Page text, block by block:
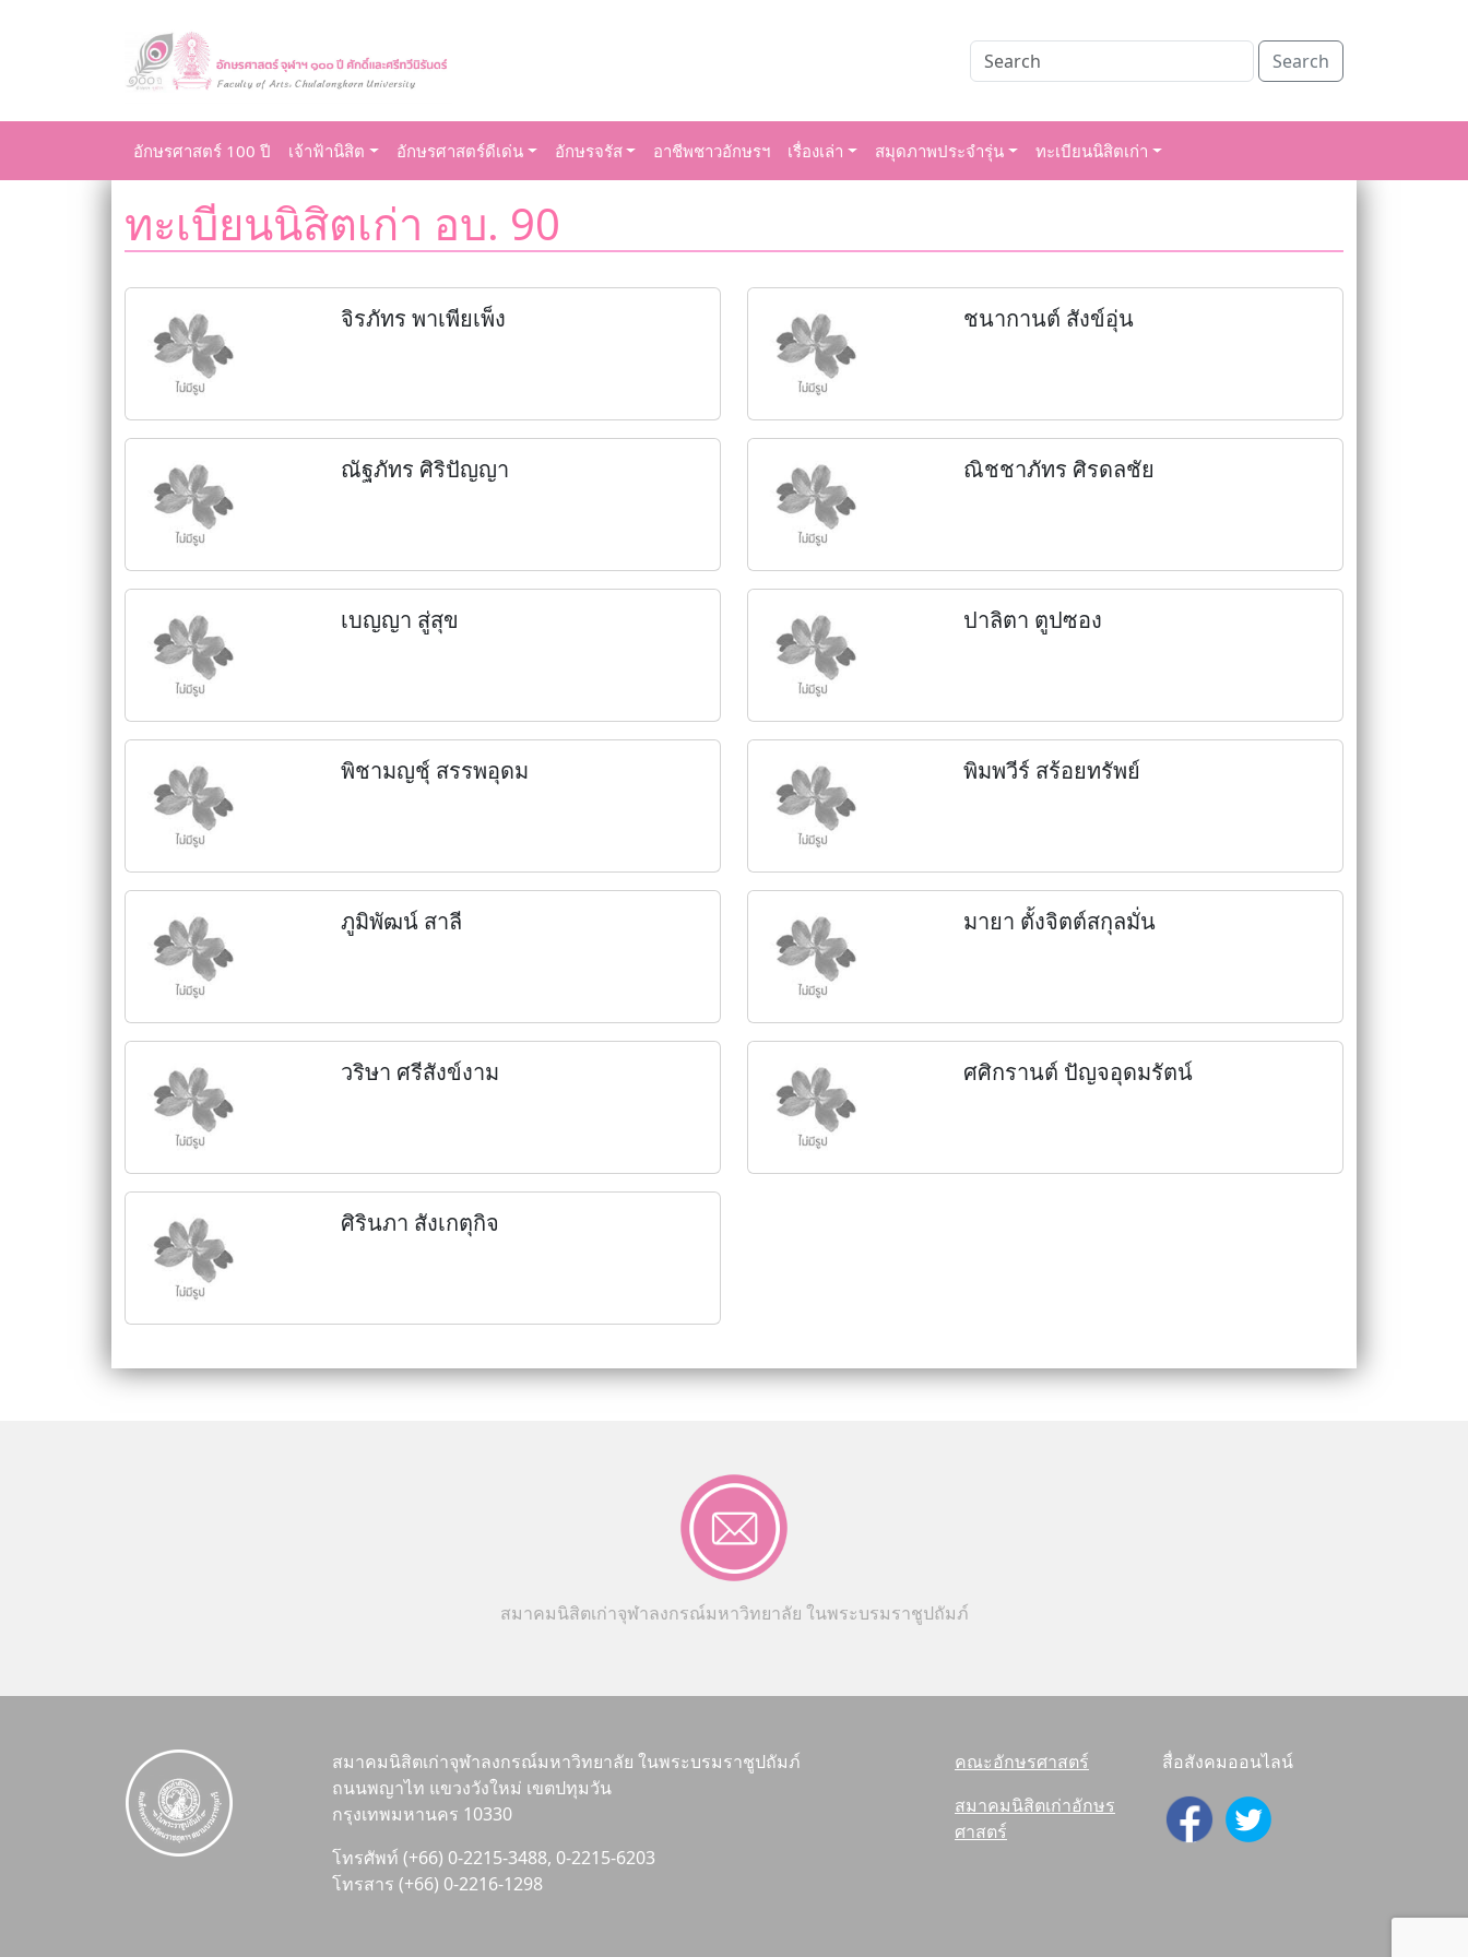
Search
อักษรศาสตร์ 100 ปี เจ้าฟ้านิสิต อักษรศาสตร์ดีเด่น อักษรจรัส อาชีพชาวอักษรฯ เรื่องเล่า สมุดภาพประจำรุ่น ทะเบียนนิสิตเก่า
ทะเบียนนิสิตเก่า อบ. 90
จิรภัทร พาเพียเพ็ง ชนากานต์ สังข์อุ่น
ณัฐภัทร ศิริปัญญา ณิชชาภัทร ศิรดลชัย
เบญญา สู่สุข ปาลิตา ตูปซอง
พิชามญชุ์ สรรพอุดม พิมพวีร์ สร้อยทรัพย์
ภูมิพัฒน์ สาลี มายา ตั้งจิตต์สกุลมั่น
วริษา ศรีสังข์งาม ศศิกรานต์ ปัญจอุดมรัตน์
ศิรินภา สังเกตุกิจ
สมาคมนิสิตเก่าจุฬาลงกรณ์มหาวิทยาลัย ในพระบรมราชูปถัมภ์
สมาคมนิสิตเก่าจุฬาลงกรณ์มหาวิทยาลัย ในพระบรมราชูปถัมภ์
ถนนพญาไท แขวงวังใหม่ เขตปทุมวัน
กรุงเทพมหานคร 10330
โทรศัพท์ (+66) 0-2215-3488, 0-2215-6203
โทรสาร (+66) 0-2216-1298
คณะอักษรศาสตร์
สมาคมนิสิตเก่าอักษร
ศาสตร์
สื่อสังคมออนไลน์